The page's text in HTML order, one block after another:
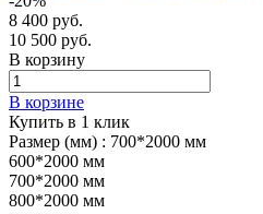
8 400 руб.
10 500 руб.
В корзину
В корзине
Купить в 1 клик
Размер (мм) : 700*2000 мм
600*2000 мм
700*2000 мм
800*2000 мм